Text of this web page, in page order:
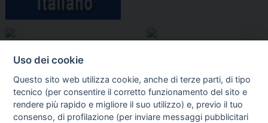
Uso dei cookie
Questo sito web utilizza cookie, anche di terze parti, di tipo
tecnico (per consentire il corretto funzionamento del sito e
rendere più rapido e migliore il suo utilizzo) e, previo il tuo
consenso, di profilazione (per inviare messaggi pubblicitari